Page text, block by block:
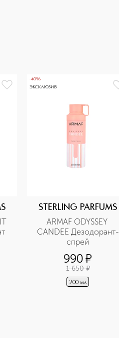
-40%
ЭКСКЛЮЗИВ
STERLING PARFUMS
ARMAF ODYSSEY
CANDEE Дезодорант-
cпрей
990¤
1 650 ¤
200 мл